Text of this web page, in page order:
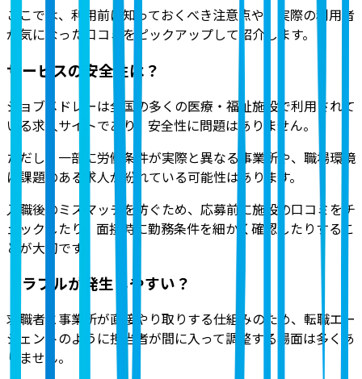
ここでは、利用前に知っておくべき注意点や、実際の利用者
が気になった口コミをピックアップして紹介します。
サービスの安全性は？
ジョブメドレーは全国の多くの医療・福祉施設で利用されて
いる求人サイトであり、安全性に問題はありません。
ただし、一部に労働条件が実際と異なる事業所や、職場環境
に課題のある求人が紛れている可能性はあります。
入職後のミスマッチを防ぐため、応募前に施設の口コミをチ
ェックしたり、面接時に勤務条件を細かく確認したりするこ
とが大切です。
トラブルが発生しやすい？
求職者と事業所が直接やり取りする仕組みのため、転職エー
ジェントのように担当者が間に入って調整する場面は多くあ
りません。